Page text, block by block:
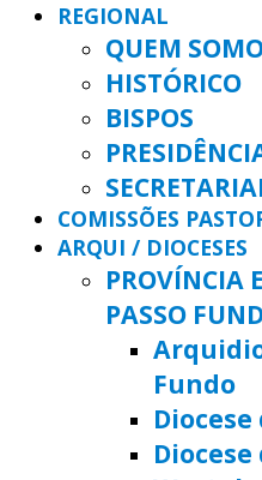
REGIONAL
QUEM
HISTÓRICO
BISPOS
COMISSÕES
ARQUI / DIOCESES
PROVÍNCIA
PASSO
Fundo